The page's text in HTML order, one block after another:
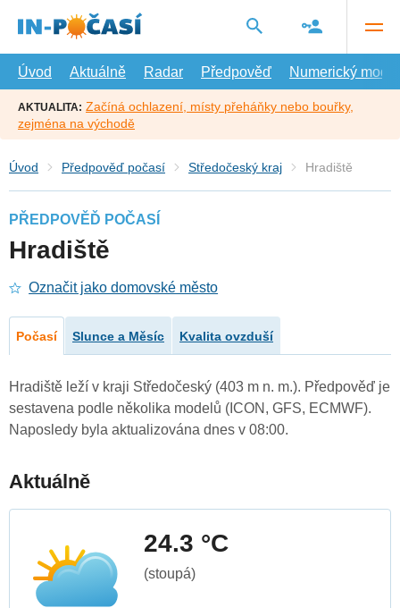
hlavní
Úvod
Aktuálně Radar Předpověď Numerický model
AKTUALITA: Začíná ochlazení, místy přeháňky nebo bouřky,
zejména na východě
Úvod Předpověď počasí Středočeský kraj Hradiště
PŘEDPOVĚĎ POČASÍ
Hradiště
Označit jako domovské město
Počasí Slunce a Měsíc Kvalita ovzduší
Hradiště leží v kraji Středočeský (403 m n. m.). Předpověď je
sestavena podle několika modelů (ICON, GFS, ECMWF).
Naposledy byla aktualizována dnes v 08:00.
Aktuálně
24.3 °C
(stoupá)